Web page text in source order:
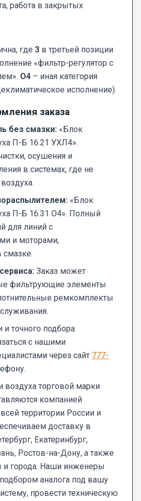
работа в закрытых
где 3 в третьей позиции
«фильтр-регулятор с
О4 – иная категория
исполнение).
заказа
без смазки: «Блок
П-Б 16.21 УХЛ4».
осушения и
в системах, где не
«Блок
П-Б 16.31 О4». Полный
для линий с
и моторами,
Заказ может
фильтрующие элементы
ремкомплекты
и точного подбора
с нашими
через сайт 777-
воздуха торговой марки
компанией
территории России и
доставку в
Екатеринбург,
Ростов-на-Дону, а также
и города. Наши инженеры
аналога под вашу
провести техническую